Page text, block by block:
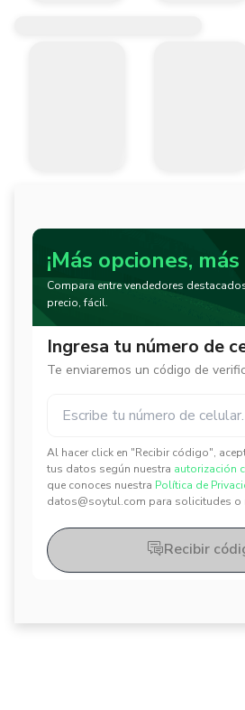
¡Más opciones,
Compara entre vendedores
precio, fácil.
Ingresa tu número de
Te enviaremos un código de
Al hacer click en "Recibir código",
tus datos según nuestra autorización
que conoces nuestra Política de
datos@soytul.com para solicitudes o
Recibir